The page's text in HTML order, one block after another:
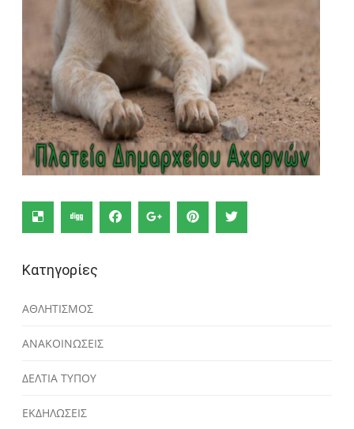
Κατηγορίες
ΑΘΛΗΤΙΣΜΟΣ
ΑΝΑΚΟΙΝΩΣΕΙΣ
ΔΕΛΤΙΑ ΤΥΠΟΥ
ΕΚΔΗΛΩΣΕΙΣ